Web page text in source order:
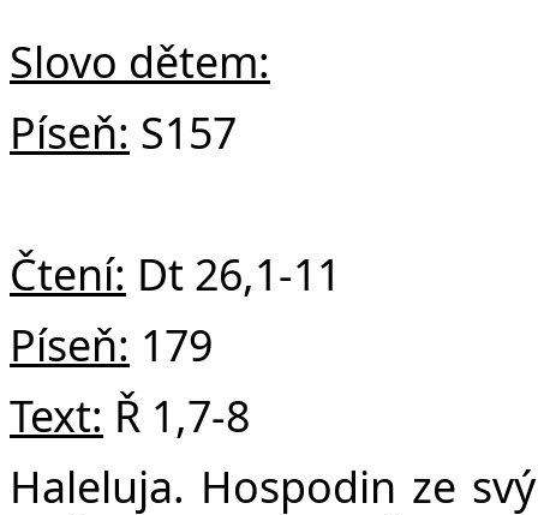
Slovo dětem:
Píseň: S157
Čtení: Dt 26,1-11
Píseň: 179
Text: Ř 1,7-8
Haleluja. Hospodin ze